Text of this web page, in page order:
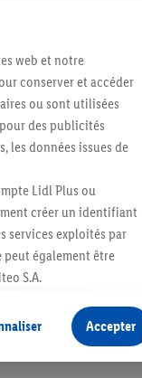
web et notre
conserver et accéder
ou sont utilisées
des publicités
les données issues de
Lidl Plus ou
créer un identifiant
services exploités par
peut également être
S.A.
sans procéder à
plusieurs terminaux ou
le cas échéant, d’autres
Accepter